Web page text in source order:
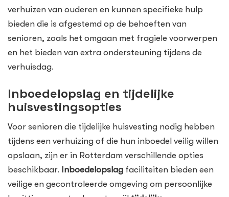
verhuizen van ouderen en kunnen specifieke hulp
bieden die is afgestemd op de behoeften van
senioren, zoals het omgaan met fragiele voorwerpen
en het bieden van extra ondersteuning tijdens de
verhuisdag.
Inboedelopslag en tijdelijke
huisvestingsopties
Voor senioren die tijdelijke huisvesting nodig hebben
tijdens een verhuizing of die hun inboedel veilig willen
opslaan, zijn er in Rotterdam verschillende opties
beschikbaar. Inboedelopslag faciliteiten bieden een
veilige en gecontroleerde omgeving om persoonlijke